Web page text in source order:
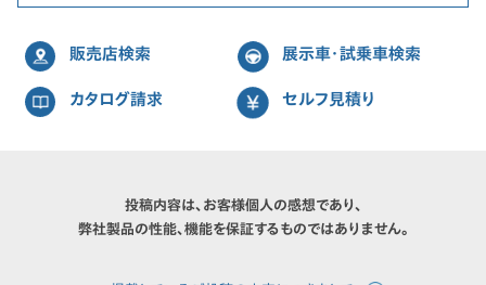
販売店検索 展示車・試乗車検索
カタログ請求 セルフ見積り
投稿内容は、お客様個人の感想であり、
弊社製品の性能、機能を保証するものではありません。